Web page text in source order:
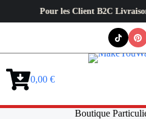
Pour les Client B2C Livraison
Panier0,00 €
Boutique